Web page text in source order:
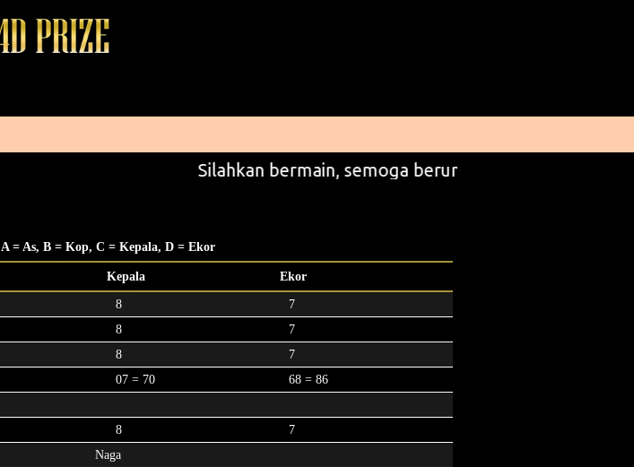
Silahkan bermain, semoga beruntung
A = As, B = Kop, C = Kepala, D = Ekor
Kepala Ekor
8
7
8
7
8
7
07 = 70
68 = 86
8
7
Naga